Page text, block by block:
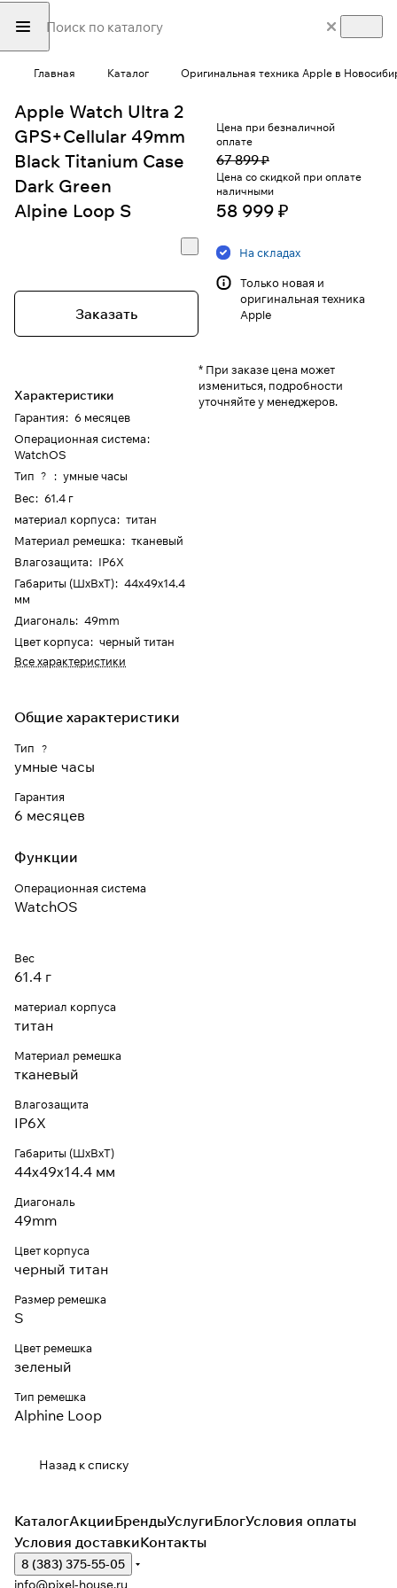
Главная Каталог Оригинальная техника Apple в
Apple Watch Ultra 2
GPS+Cellular 49mm
Black Titanium Case
Dark Green
Alpine Loop S
Заказать
Характеристики
Гарантия: 6 месяцев
Операционная система:
WatchOS
Тип ? : умные часы
Вес: 61.4 г
материал корпуса: титан
Материал ремешка: тканевый
Влагозащита: IP6X
Габариты (ШхВхТ): 44x49x14.4
мм
Диагональ: 49mm
Цвет корпуса: черный титан
Все характеристики
Цена при безналичной
оплате
67 899 ₽
Цена со скидкой при оплате
наличными
58 999 ₽
На складах
Только новая и
оригинальная техника
Apple
* При заказе цена может
измениться, подробности
уточняйте у менеджеров.
Общие характеристики
Тип ?
умные часы
Гарантия
6 месяцев
Функции
Операционная система
WatchOS
Вес
61.4 г
материал корпуса
титан
Материал ремешка
тканевый
Влагозащита
IP6X
Габариты (ШхВхТ)
44x49x14.4 мм
Диагональ
49mm
Цвет корпуса
черный титан
Размер ремешка
S
Цвет ремешка
зеленый
Тип ремешка
Alphine Loop
Назад к списку
КаталогАкцииБрендыУслугиБлогУсловия оплаты
Условия доставкиКонтакты
8 (383) 375-55-05
info@pixel-house.ru